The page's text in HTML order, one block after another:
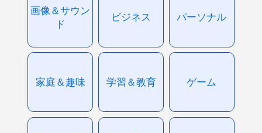
画像＆サウン
ド
ビジネス パーソナル
家庭＆趣味 学習＆教育 ゲーム